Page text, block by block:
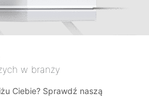
w branży
Ciebie? Sprawdź naszą